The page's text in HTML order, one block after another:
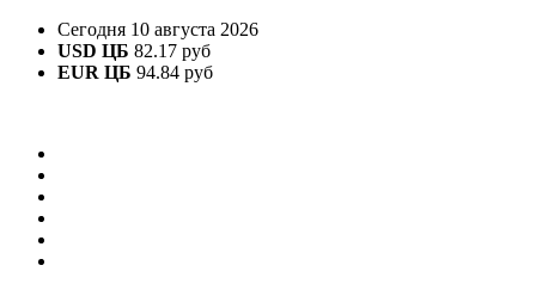
Сегодня 10 августа 2026
USD ЦБ 82.17 руб
EUR ЦБ 94.84 руб